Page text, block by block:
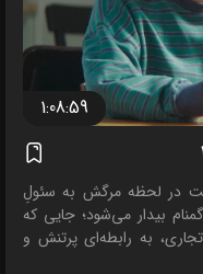
1:08:59
در لحظه مرگش به سئولِ
بیدار می‌شود؛ جایی که
به رابطه‌ای پرتنش و